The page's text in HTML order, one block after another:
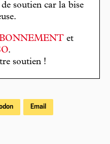
soutien car la bise
et
.
soutien !
Email